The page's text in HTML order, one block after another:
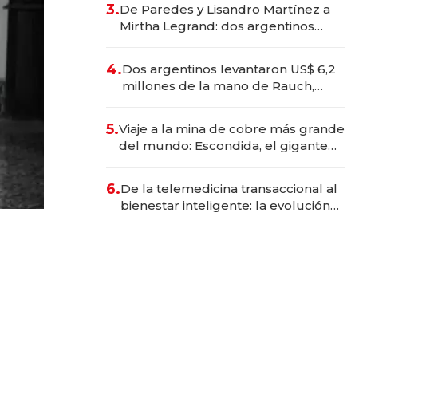
marcas "fast premium"
3.De Paredes y Lisandro Martínez a
Mirtha Legrand: dos argentinos
deportivo y el cuidado corporal
4.Dos argentinos levantaron US$ 6,2
millones de la mano de Rauch,
5.Viaje a la mina de cobre más grande
del mundo: Escondida, el gigante
6.De la telemedicina transaccional al
bienestar inteligente: la evolución